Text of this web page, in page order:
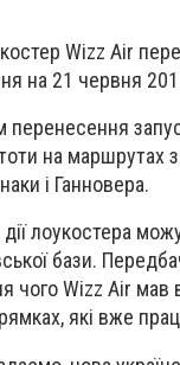
Wizz Air
на 21 червня
перенесення
на маршрутах
і Ганновера.
дії лоукостера
бази.
чого Wizz Air мав
які вже